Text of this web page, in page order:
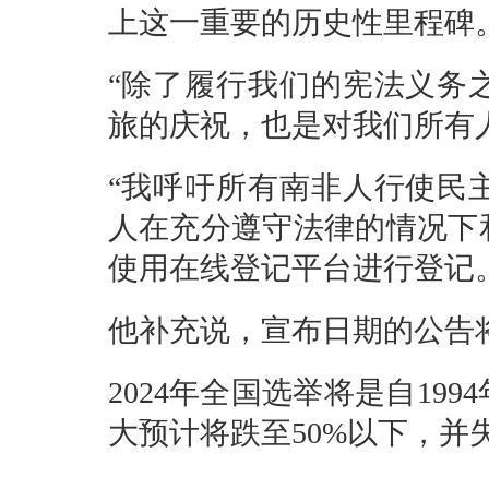
上这一重要的历史性里程碑
“除了履行我们的宪法义务
旅的庆祝，也是对我们所有
“我呼吁所有南非人行使民
人在充分遵守法律的情况
使用在线登记平台进行登记
他补充说，宣布日期的公告
2024年全国选举将是自
大预计将跌至50%以下，并